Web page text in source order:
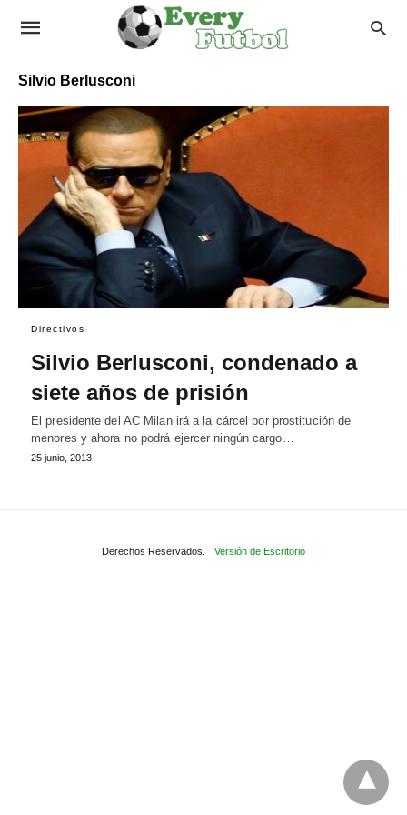
Silvio Berlusconi
Directivos
Silvio Berlusconi, condenado a
siete años de prisión
El presidente del AC Milan irá a la cárcel por prostitución de
menores y ahora no podrá ejercer ningún cargo…
25 junio, 2013
Derechos Reservados. Versión de Escritorio